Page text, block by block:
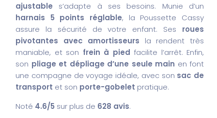
ajustable s’adapte à ses besoins. Munie d’un
harnais 5 points réglable, la Poussette Cassy
assure la sécurité de votre enfant. Ses roues
pivotantes avec amortisseurs la rendent très
maniable, et son frein à pied facilite l’arrêt. Enfin,
son pliage et dépliage d’une seule main en font
une compagne de voyage idéale, avec son sac de
transport et son porte-gobelet pratique.
Noté 4.6/5 sur plus de 628 avis.